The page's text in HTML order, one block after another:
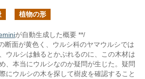
植物の形
が自動生成した概要 **/
断面が黄色く、ウルシ科のヤマウルシでは
ウルシは触るとかぶれるのに、この木材は
、本当にウルシなのか疑問が生じた。疑問
にウルシの木を探して樹皮を確認すること